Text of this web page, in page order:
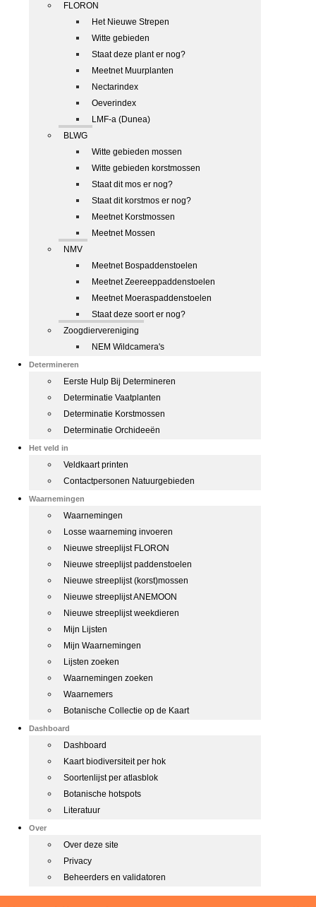
FLORON
Het Nieuwe Strepen
Witte gebieden
Staat deze plant er nog?
Meetnet Muurplanten
Nectarindex
Oeverindex
LMF-a (Dunea)
BLWG
Witte gebieden mossen
Witte gebieden korstmossen
Staat dit mos er nog?
Staat dit korstmos er nog?
Meetnet Korstmossen
Meetnet Mossen
NMV
Meetnet Bospaddenstoelen
Meetnet Zeereeppaddenstoelen
Meetnet Moeraspaddenstoelen
Staat deze soort er nog?
Zoogdiervereniging
NEM Wildcamera's
Determineren
Eerste Hulp Bij Determineren
Determinatie Vaatplanten
Determinatie Korstmossen
Determinatie Orchideeën
Het veld in
Veldkaart printen
Contactpersonen Natuurgebieden
Waarnemingen
Waarnemingen
Losse waarneming invoeren
Nieuwe streeplijst FLORON
Nieuwe streeplijst paddenstoelen
Nieuwe streeplijst (korst)mossen
Nieuwe streeplijst ANEMOON
Nieuwe streeplijst weekdieren
Mijn Lijsten
Mijn Waarnemingen
Lijsten zoeken
Waarnemingen zoeken
Waarnemers
Botanische Collectie op de Kaart
Dashboard
Dashboard
Kaart biodiversiteit per hok
Soortenlijst per atlasblok
Botanische hotspots
Literatuur
Over
Over deze site
Privacy
Beheerders en validatoren